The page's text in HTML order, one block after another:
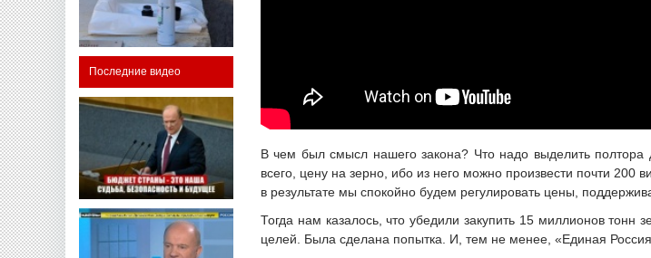
Последние видео
В чем был смысл нашего закона? Что надо выделить полтора
всего, цену на зерно, ибо из него можно произвести почти 200
в результате мы спокойно будем регулировать цены,
Тогда нам казалось, что убедили закупить 15 миллионов
целей. Была сделана попытка. И, тем не менее, «Единая